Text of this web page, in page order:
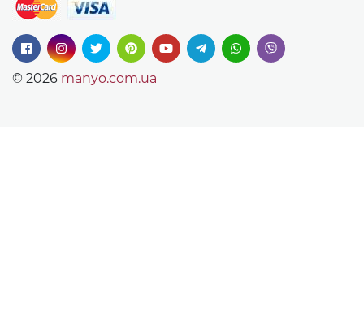
© 2026 manyo.com.ua